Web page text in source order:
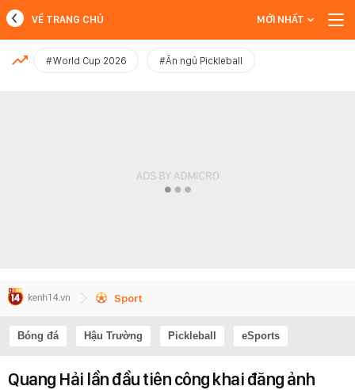
MỚI NHẤT
VỀ TRANG CHỦ MỚI NHẤT
#World Cup 2026 #Ăn ngủ Pickleball
Sport
Bóng đá Hậu Trường Pickleball eSports
Quang Hải lần đầu tiên công khai đăng ảnh